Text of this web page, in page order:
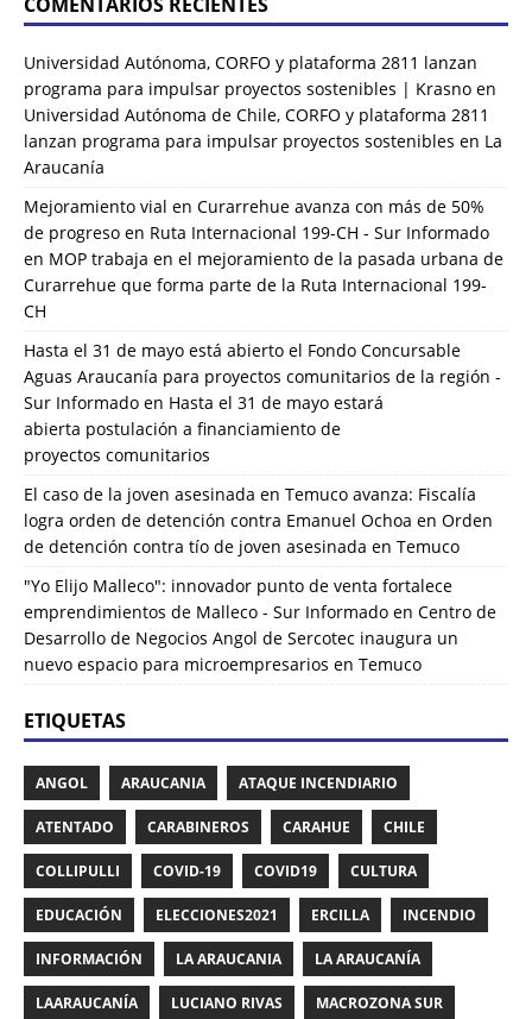
Universidad Autónoma, CORFO y plataforma 2811 lanzan
programa para impulsar proyectos sostenibles | Krasno en
Universidad Autónoma de Chile, CORFO y plataforma 2811
lanzan programa para impulsar proyectos sostenibles en La
Araucanía
Mejoramiento vial en Curarrehue avanza con más de 50%
de progreso en Ruta Internacional 199-CH - Sur Informado
en MOP trabaja en el mejoramiento de la pasada urbana de
Curarrehue que forma parte de la Ruta Internacional 199-
CH
Hasta el 31 de mayo está abierto el Fondo Concursable
Aguas Araucanía para proyectos comunitarios de la región -
Sur Informado en Hasta el 31 de mayo estará
abierta postulación a financiamiento de
proyectos comunitarios
El caso de la joven asesinada en Temuco avanza: Fiscalía
logra orden de detención contra Emanuel Ochoa en Orden
de detención contra tío de joven asesinada en Temuco
"Yo Elijo Malleco": innovador punto de venta fortalece
emprendimientos de Malleco - Sur Informado en Centro de
Desarrollo de Negocios Angol de Sercotec inaugura un
nuevo espacio para microempresarios en Temuco
ETIQUETAS
ANGOL ARAUCANIA ATAQUE INCENDIARIO
ATENTADO CARABINEROS CARAHUE CHILE
COLLIPULLI COVID-19 COVID19 CULTURA
EDUCACIÓN ELECCIONES2021 ERCILLA INCENDIO
INFORMACIÓN LA ARAUCANIA LA ARAUCANÍA
LAARAUCANÍA LUCIANO RIVAS MACROZONA SUR